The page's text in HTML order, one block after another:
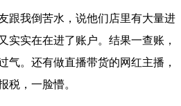
跟我倒苦水，说他们店里有大量进
实实在在进了账户。结果一查账，
气。还有做直播带货的网红主播，
税，一脸懵。